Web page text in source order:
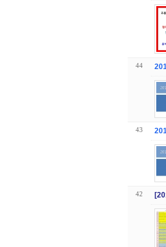
44
43
42